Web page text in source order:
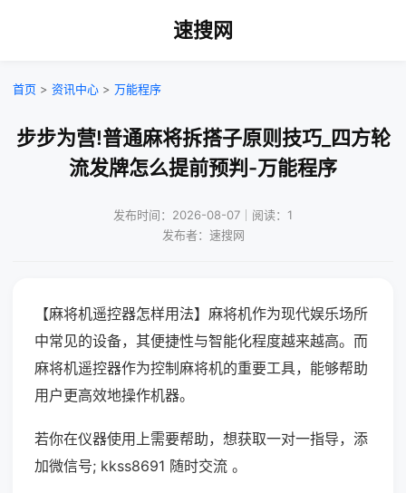
速搜网
首页 > 资讯中心 > 万能程序
步步为营!普通麻将拆搭子原则技巧_四方轮
流发牌怎么提前预判-万能程序
发布时间：2026-08-07｜阅读：1
发布者：速搜网
【麻将机遥控器怎样用法】麻将机作为现代娱乐场所
中常见的设备，其便捷性与智能化程度越来越高。而
麻将机遥控器作为控制麻将机的重要工具，能够帮助
用户更高效地操作机器。
若你在仪器使用上需要帮助，想获取一对一指导，添
加微信号; kkss8691 随时交流 。